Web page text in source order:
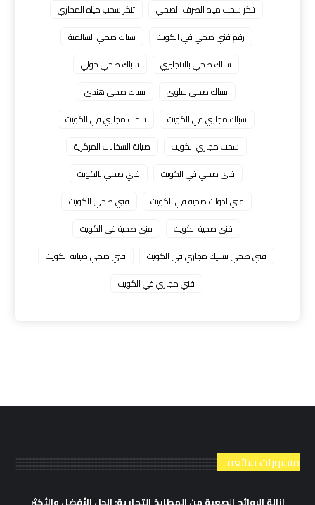
تنكر سحب مياه الصرف الصحي
تنكر سحب مياه المجاري
رقم فني صحي في الكويت
سباك صحي السالمية
سباك صحي بالانجليزي
سباك صحي حولي
سباك صحي سلوى
سباك صحي هندي
سباك مجاري في الكويت
سحب مجاري في الكويت
سحب مجاري الكويت
صيانة السخانات المركزية
فنى صحي في الكويت
فني صحي بالكويت
فني ادوات صحية في الكويت
فني صحي الكويت
فني صحية الكويت
فني صحية في الكويت
فني صحي تسليك مجاري في الكويت
فني صحي صيانه الكويت
فني مجاري في الكويت
منشورات شائعة